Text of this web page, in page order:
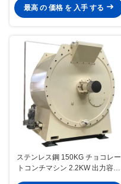
に適しています
最高 の 価格 を 入手 する
ステンレス鋼 150KG チョコレー
トコンチマシン 2.2KW 出力容量